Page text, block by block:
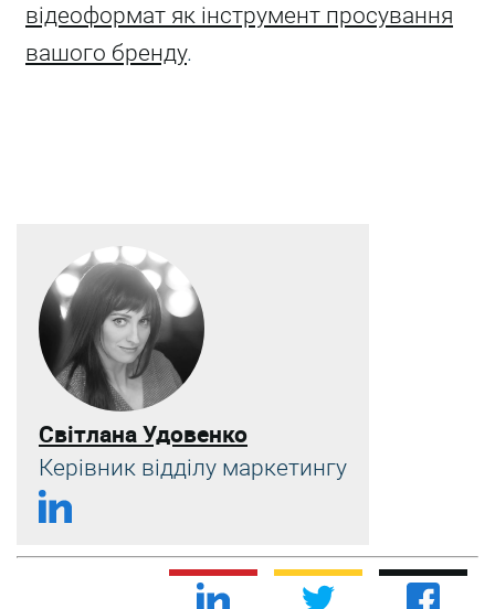
відеоформат як інструмент просування
вашого бренду.
Світлана Удовенко
Керівник відділу маркетингу